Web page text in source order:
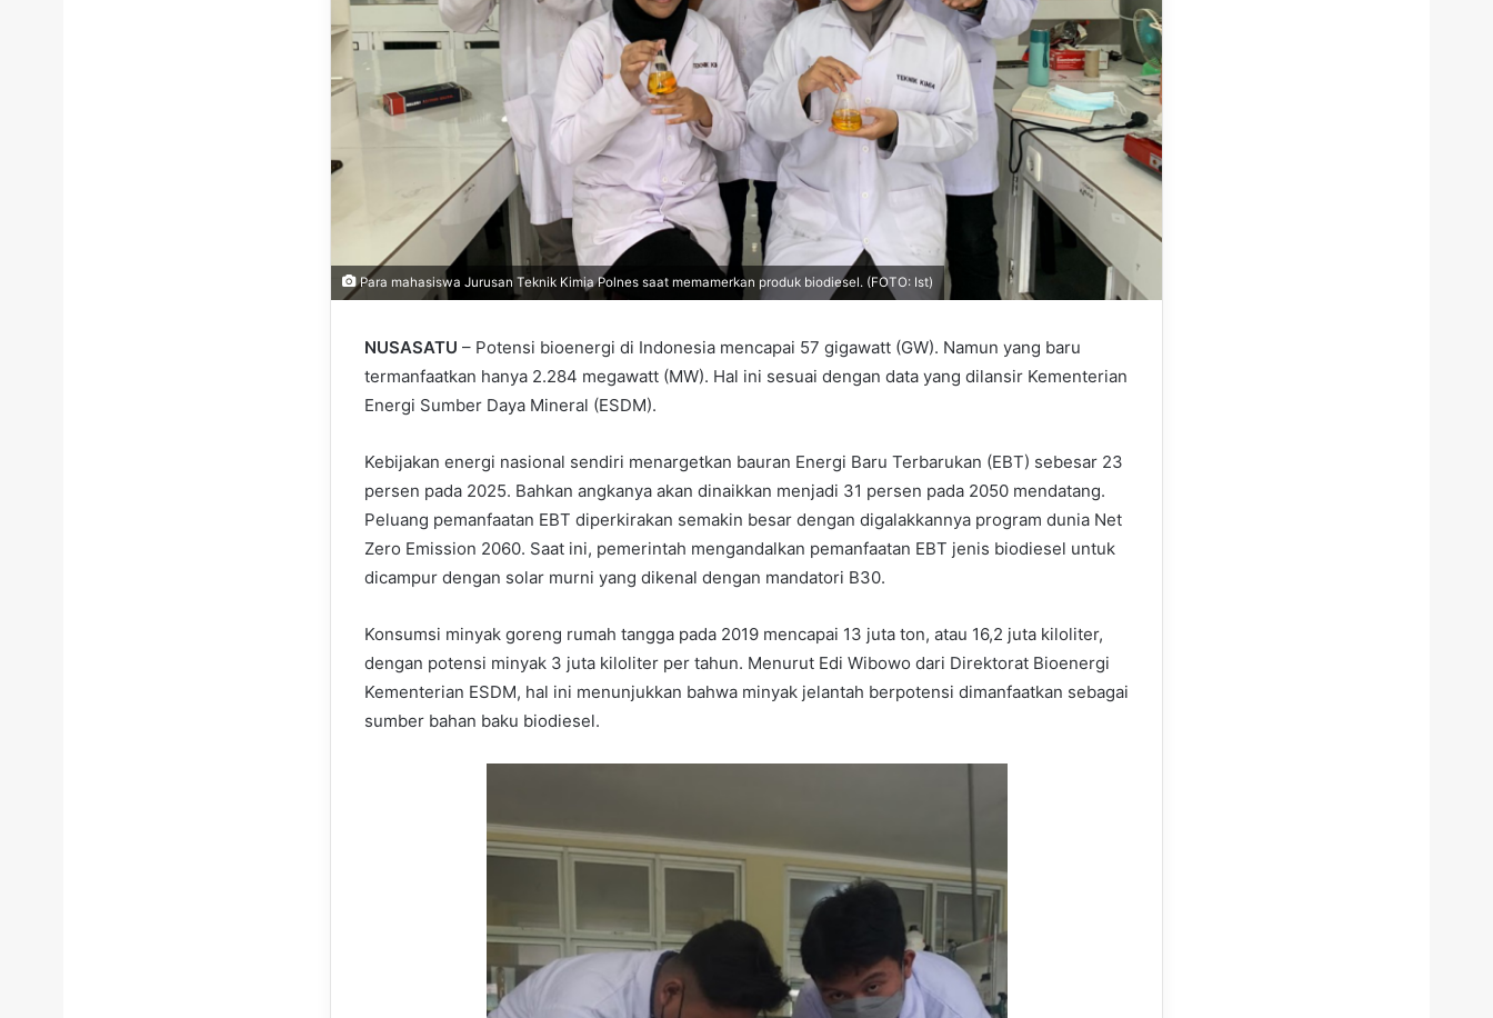
Para mahasiswa Jurusan Teknik Kimia Polnes saat memamerkan produk biodiesel. (FOTO: Ist)
NUSASATU – Potensi bioenergi di Indonesia mencapai 57 gigawatt (GW). Namun yang baru
termanfaatkan hanya 2.284 megawatt (MW). Hal ini sesuai dengan data yang dilansir Kementerian
Energi Sumber Daya Mineral (ESDM).
Kebijakan energi nasional sendiri menargetkan bauran Energi Baru Terbarukan (EBT) sebesar 23
persen pada 2025. Bahkan angkanya akan dinaikkan menjadi 31 persen pada 2050 mendatang.
Peluang pemanfaatan EBT diperkirakan semakin besar dengan digalakkannya program dunia Net
Zero Emission 2060. Saat ini, pemerintah mengandalkan pemanfaatan EBT jenis biodiesel untuk
dicampur dengan solar murni yang dikenal dengan mandatori B30.
Konsumsi minyak goreng rumah tangga pada 2019 mencapai 13 juta ton, atau 16,2 juta kiloliter,
dengan potensi minyak 3 juta kiloliter per tahun. Menurut Edi Wibowo dari Direktorat Bioenergi
Kementerian ESDM, hal ini menunjukkan bahwa minyak jelantah berpotensi dimanfaatkan sebagai
sumber bahan baku biodiesel.